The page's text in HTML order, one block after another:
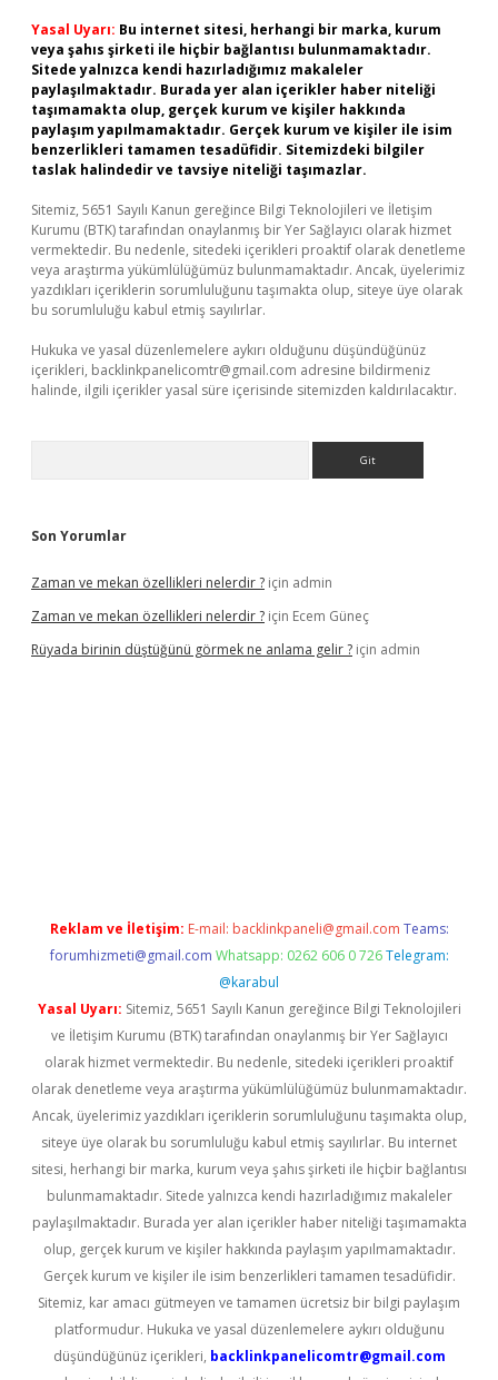
Yasal Uyarı: Bu internet sitesi, herhangi bir marka, kurum
veya şahıs şirketi ile hiçbir bağlantısı bulunmamaktadır.
Sitede yalnızca kendi hazırladığımız makaleler
paylaşılmaktadır. Burada yer alan içerikler haber niteliği
taşımamakta olup, gerçek kurum ve kişiler hakkında
paylaşım yapılmamaktadır. Gerçek kurum ve kişiler ile isim
benzerlikleri tamamen tesadüfidir. Sitemizdeki bilgiler
taslak halindedir ve tavsiye niteliği taşımazlar.
Sitemiz, 5651 Sayılı Kanun gereğince Bilgi Teknolojileri ve İletişim
Kurumu (BTK) tarafından onaylanmış bir Yer Sağlayıcı olarak hizmet
vermektedir. Bu nedenle, sitedeki içerikleri proaktif olarak denetleme
veya araştırma yükümlülüğümüz bulunmamaktadır. Ancak, üyelerimiz
yazdıkları içeriklerin sorumluluğunu taşımakta olup, siteye üye olarak
bu sorumluluğu kabul etmiş sayılırlar.
Hukuka ve yasal düzenlemelere aykırı olduğunu düşündüğünüz
içerikleri, backlinkpanelicomtr@gmail.com adresine bildirmeniz
halinde, ilgili içerikler yasal süre içerisinde sitemizden kaldırılacaktır.
Son Yorumlar
Zaman ve mekan özellikleri nelerdir ? için admin
Zaman ve mekan özellikleri nelerdir ? için Ecem Güneç
Rüyada birinin düştüğünü görmek ne anlama gelir ? için admin
Reklam ve İletişim: E-mail: backlinkpaneli@gmail.com Teams:
forumhizmeti@gmail.com Whatsapp: 0262 606 0 726 Telegram:
@karabul
Yasal Uyarı: Sitemiz, 5651 Sayılı Kanun gereğince Bilgi Teknolojileri
ve İletişim Kurumu (BTK) tarafından onaylanmış bir Yer Sağlayıcı
olarak hizmet vermektedir. Bu nedenle, sitedeki içerikleri proaktif
olarak denetleme veya araştırma yükümlülüğümüz bulunmamaktadır.
Ancak, üyelerimiz yazdıkları içeriklerin sorumluluğunu taşımakta olup,
siteye üye olarak bu sorumluluğu kabul etmiş sayılırlar. Bu internet
sitesi, herhangi bir marka, kurum veya şahıs şirketi ile hiçbir bağlantısı
bulunmamaktadır. Sitede yalnızca kendi hazırladığımız makaleler
paylaşılmaktadır. Burada yer alan içerikler haber niteliği taşımamakta
olup, gerçek kurum ve kişiler hakkında paylaşım yapılmamaktadır.
Gerçek kurum ve kişiler ile isim benzerlikleri tamamen tesadüfidir.
Sitemiz, kar amacı gütmeyen ve tamamen ücretsiz bir bilgi paylaşım
platformudur. Hukuka ve yasal düzenlemelere aykırı olduğunu
düşündüğünüz içerikleri, backlinkpanelicomtr@gmail.com